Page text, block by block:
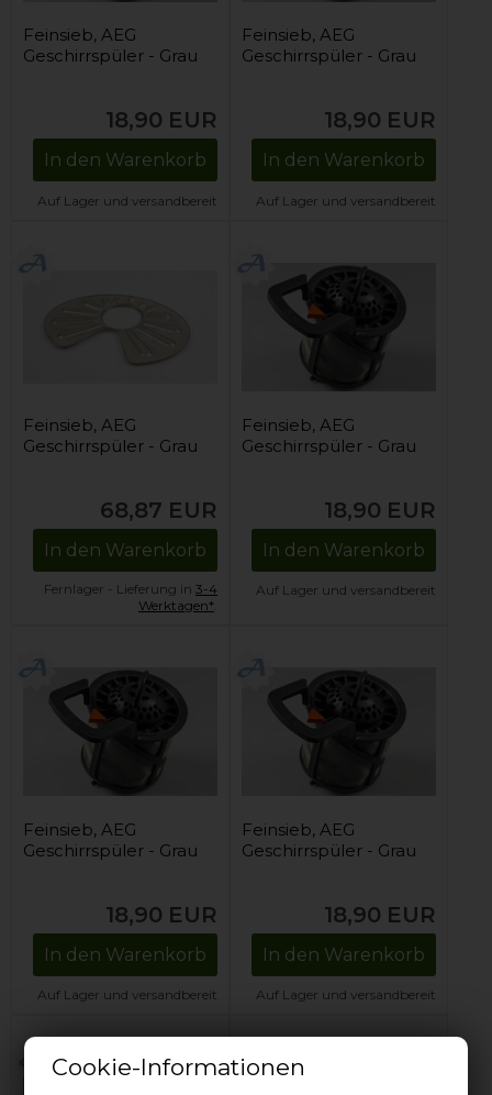
Cookie-Informationen
Feinsieb, AEG
Geschirrspüler - Grau
18,90 EUR
In den Warenkorb
Auf Lager und versandbereit
Feinsieb, AEG
Geschirrspüler - Grau
18,90 EUR
In den Warenkorb
Auf Lager und versandbereit
Feinsieb, AEG
Geschirrspüler - Grau
68,87 EUR
In den Warenkorb
Fernlager - Lieferung in 3-4
Werktagen*
Feinsieb, AEG
Geschirrspüler - Grau
18,90 EUR
In den Warenkorb
Auf Lager und versandbereit
Feinsieb, AEG
Geschirrspüler - Grau
18,90 EUR
In den Warenkorb
Auf Lager und versandbereit
Feinsieb, AEG
Geschirrspüler - Grau
18,90 EUR
In den Warenkorb
Auf Lager und versandbereit